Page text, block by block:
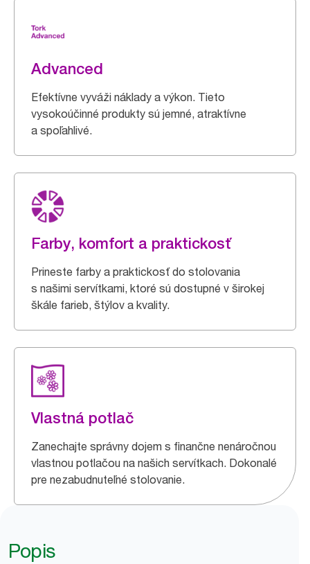
Advanced
Efektívne vyváži náklady a výkon. Tieto
vysokoúčinné produkty sú jemné, atraktívne
a spoľahlivé.
Farby, komfort a praktickosť
Prineste farby a praktickosť do stolovania
s našimi servítkami, ktoré sú dostupné v širokej
škále farieb, štýlov a kvality.
Vlastná potlač
Zanechajte správny dojem s finančne nenáročnou
vlastnou potlačou na našich servítkach. Dokonalé
pre nezabudnuteľné stolovanie.
Popis